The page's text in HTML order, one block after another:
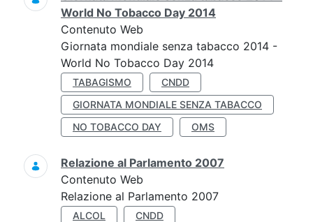
World No Tobacco Day 2014
Contenuto Web
Giornata mondiale senza tabacco 2014 -
World No Tobacco Day 2014
TABAGISMO
CNDD
GIORNATA MONDIALE SENZA TABACCO
NO TOBACCO DAY
OMS
Relazione al Parlamento 2007
Contenuto Web
Relazione al Parlamento 2007
ALCOL
CNDD